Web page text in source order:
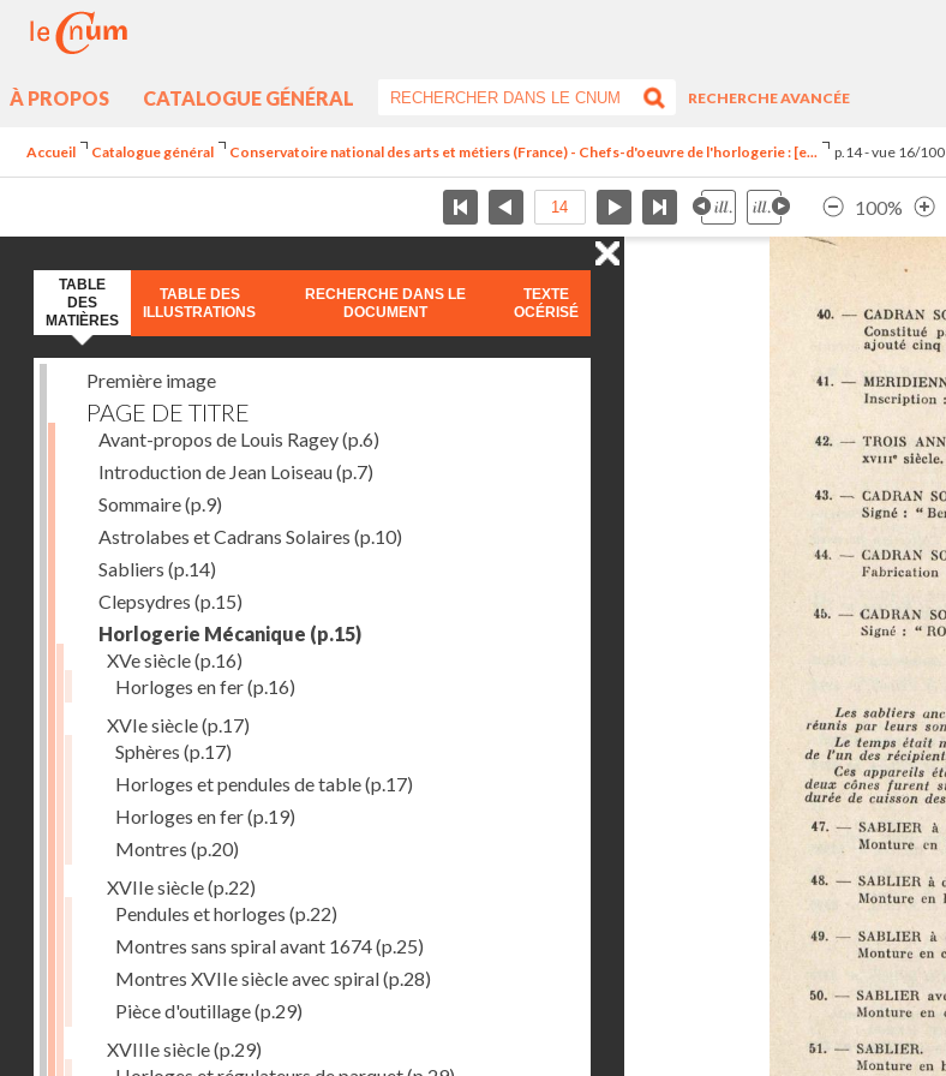
À PROPOS CATALOGUE GÉNÉRAL
RECHERCHE AVANCÉE
Accueil Catalogue général Conservatoire national des arts et métiers (France) - Chefs-d'oeuvre de l'horlogerie : [e... p.14 - vue 16/100
100%
TABLE
DES
MATIÈRES
TABLE DES
ILLUSTRATIONS
RECHERCHE DANS LE
DOCUMENT
TEXTE
OCÉRISÉ
Première image
PAGE DE TITRE
Avant-propos de Louis Ragey(p.6)
Introduction de Jean Loiseau(p.7)
Sommaire(p.9)
Astrolabes et Cadrans Solaires (p.10)
Sabliers (p.14)
Clepsydres (p.15)
Horlogerie Mécanique (p.15)
XVe siècle(p.16)
Horloges en fer(p.16)
XVIe siècle(p.17)
Sphères (p.17)
Horloges et pendules de table(p.17)
Horloges en fer(p.19)
Montres (p.20)
XVIIe siècle(p.22)
Pendules et horloges (p.22)
Montres sans spiral avant 1674(p.25)
Montres XVIIe siècle avec spiral(p.28)
Pièce d'outillage(p.29)
XVIIIe siècle(p.29)